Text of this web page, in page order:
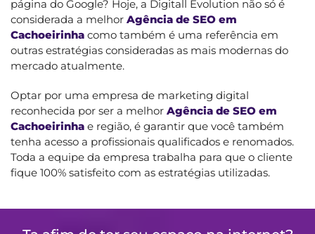
página do Google? Hoje, a Digitall Evolution não só é
considerada a melhor Agência de SEO em
Cachoeirinha como também é uma referência em
outras estratégias consideradas as mais modernas do
mercado atualmente.
Optar por uma empresa de marketing digital
reconhecida por ser a melhor Agência de SEO em
Cachoeirinha e região, é garantir que você também
tenha acesso a profissionais qualificados e renomados.
Toda a equipe da empresa trabalha para que o cliente
fique 100% satisfeito com as estratégias utilizadas.